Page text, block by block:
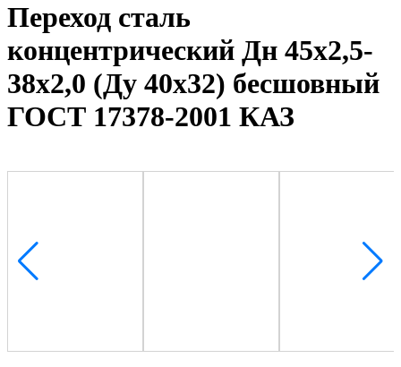
Переход сталь
концентрический Дн 45х2,5-
38х2,0 (Ду 40х32) бесшовный
ГОСТ 17378-2001 КАЗ